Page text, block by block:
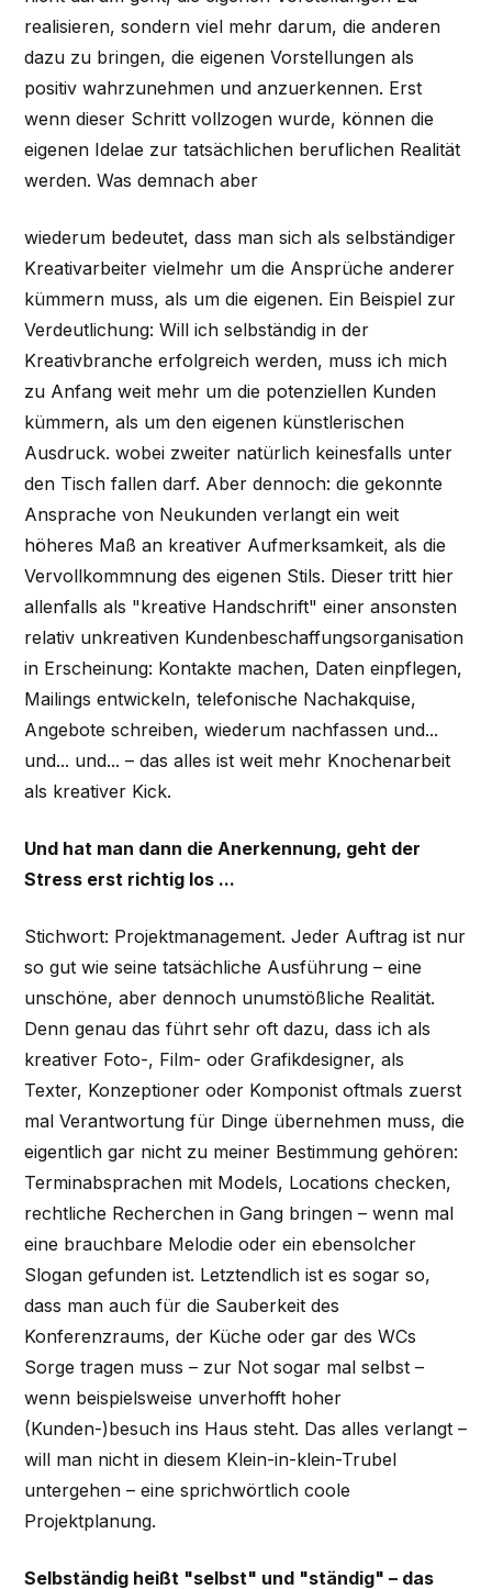
realisieren, sondern viel mehr darum, die anderen
dazu zu bringen, die eigenen Vorstellungen als
positiv wahrzunehmen und anzuerkennen. Erst
wenn dieser Schritt vollzogen wurde, können die
eigenen Idelae zur tatsächlichen beruflichen Realität
werden. Was demnach aber
wiederum bedeutet, dass man sich als selbständiger
Kreativarbeiter vielmehr um die Ansprüche anderer
kümmern muss, als um die eigenen. Ein Beispiel zur
Verdeutlichung: Will ich selbständig in der
Kreativbranche erfolgreich werden, muss ich mich
zu Anfang weit mehr um die potenziellen Kunden
kümmern, als um den eigenen künstlerischen
Ausdruck. wobei zweiter natürlich keinesfalls unter
den Tisch fallen darf. Aber dennoch: die gekonnte
Ansprache von Neukunden verlangt ein weit
höheres Maß an kreativer Aufmerksamkeit, als die
Vervollkommnung des eigenen Stils. Dieser tritt hier
allenfalls als "kreative Handschrift" einer ansonsten
relativ unkreativen Kundenbeschaffungsorganisation
in Erscheinung: Kontakte machen, Daten einpflegen,
Mailings entwickeln, telefonische Nachakquise,
Angebote schreiben, wiederum nachfassen und...
und... und... – das alles ist weit mehr Knochenarbeit
als kreativer Kick.
Und hat man dann die Anerkennung, geht der
Stress erst richtig los ...
Stichwort: Projektmanagement. Jeder Auftrag ist nur
so gut wie seine tatsächliche Ausführung – eine
unschöne, aber dennoch unumstößliche Realität.
Denn genau das führt sehr oft dazu, dass ich als
kreativer Foto-, Film- oder Grafikdesigner, als
Texter, Konzeptioner oder Komponist oftmals zuerst
mal Verantwortung für Dinge übernehmen muss, die
eigentlich gar nicht zu meiner Bestimmung gehören:
Terminabsprachen mit Models, Locations checken,
rechtliche Recherchen in Gang bringen – wenn mal
eine brauchbare Melodie oder ein ebensolcher
Slogan gefunden ist. Letztendlich ist es sogar so,
dass man auch für die Sauberkeit des
Konferenzraums, der Küche oder gar des WCs
Sorge tragen muss – zur Not sogar mal selbst –
wenn beispielsweise unverhofft hoher
(Kunden-)besuch ins Haus steht. Das alles verlangt –
will man nicht in diesem Klein-in-klein-Trubel
untergehen – eine sprichwörtlich coole
Projektplanung.
Selbständig heißt "selbst" und "ständig" – das